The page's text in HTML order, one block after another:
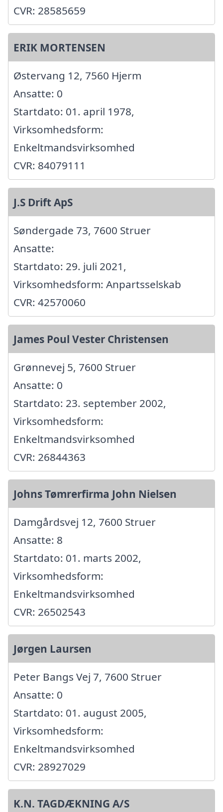
CVR: 28585659
ERIK MORTENSEN
Østervang 12, 7560 Hjerm
Ansatte: 0
Startdato: 01. april 1978,
Virksomhedsform:
Enkeltmandsvirksomhed
CVR: 84079111
J.S Drift ApS
Søndergade 73, 7600 Struer
Ansatte:
Startdato: 29. juli 2021,
Virksomhedsform: Anpartsselskab
CVR: 42570060
James Poul Vester Christensen
Grønnevej 5, 7600 Struer
Ansatte: 0
Startdato: 23. september 2002,
Virksomhedsform:
Enkeltmandsvirksomhed
CVR: 26844363
Johns Tømrerfirma John Nielsen
Damgårdsvej 12, 7600 Struer
Ansatte: 8
Startdato: 01. marts 2002,
Virksomhedsform:
Enkeltmandsvirksomhed
CVR: 26502543
Jørgen Laursen
Peter Bangs Vej 7, 7600 Struer
Ansatte: 0
Startdato: 01. august 2005,
Virksomhedsform:
Enkeltmandsvirksomhed
CVR: 28927029
K.N. TAGDÆKNING A/S